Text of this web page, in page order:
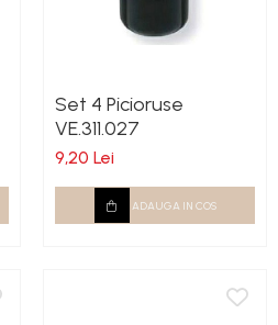
Set 4 Picioruse
VE.311.027
9,20 Lei
ADAUGA IN COS